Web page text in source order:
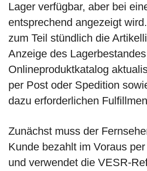
Lager verfügbar, aber bei
entsprechend angezeigt
zum Teil stündlich die
Anzeige des
Onlineproduktkatalog
per Post oder Spedition
dazu erforderlichen
Zunächst muss der
Kunde bezahlt im Voraus
und verwendet die VESR-